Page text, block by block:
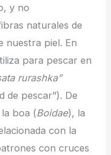
y no
naturales de
nuestra piel. En
para pescar en
rurashka”
de pescar”). De
boa (Boidae), la
con la
con cruces